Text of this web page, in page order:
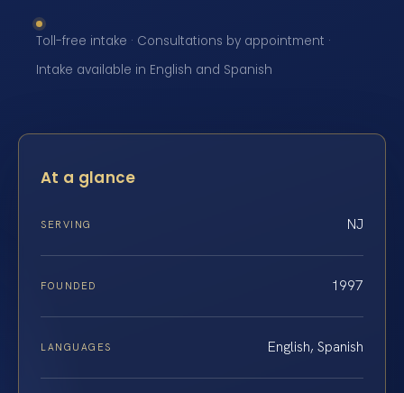
Toll-free intake · Consultations by appointment ·
Intake available in English and Spanish
At a glance
SERVING NJ
FOUNDED 1997
LANGUAGES English, Spanish